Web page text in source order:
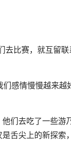
去比赛，就互留联
感情慢慢越来越
们去吃了一些游
舌尖上的新探索